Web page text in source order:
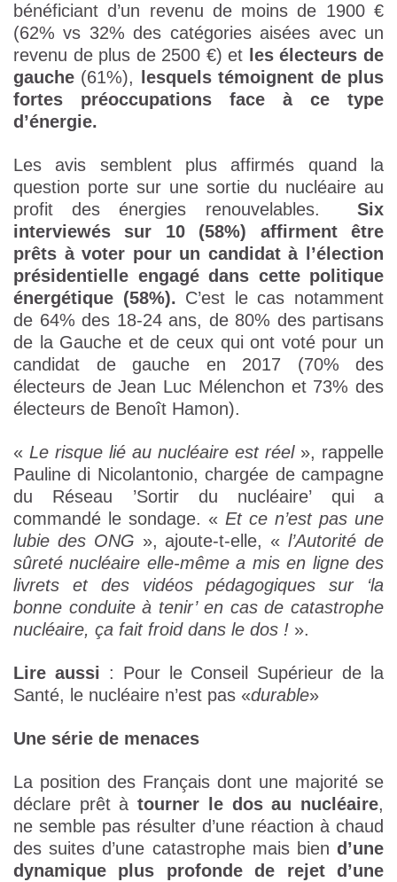
bénéficiant d’un revenu de moins de 1900 €
(62% vs 32% des catégories aisées avec un
revenu de plus de 2500 €) et les électeurs de
gauche (61%),
lesquels témoignent de plus
fortes préoccupations face à ce type
d’énergie.
Les avis semblent plus affirmés quand la
question porte sur une sortie du nucléaire au
profit des énergies renouvelables. Six
interviewés sur 10 (58%) affirment être
prêts à voter pour un candidat à l’élection
présidentielle engagé dans cette politique
énergétique (58%). C’est le cas notamment
de 64% des 18-24 ans, de 80% des partisans
de la Gauche et de ceux qui ont voté pour un
candidat de gauche en 2017 (70% des
électeurs de Jean Luc Mélenchon et 73% des
électeurs de Benoît Hamon).
« Le risque lié au nucléaire est réel», rappelle
Pauline di Nicolantonio, chargée de campagne
du Réseau ’Sortir du nucléaire’ qui a
commandé le sondage. « Et ce n’est pas une
lubie des ONG », ajoute-t-elle, «l’Autorité de
sûreté nucléaire elle-même a mis en ligne des
livrets et des vidéos pédagogiques sur ‘la
bonne conduite à tenir’ en cas de catastrophe
nucléaire, ça fait froid dans le dos ! ».
Lire aussi : Pour le Conseil Supérieur de la
Santé, le nucléaire n’est pas «durable»
Une série de menaces
La position des Français dont une majorité se
déclare prêt àtourner le dos au nucléaire,
ne semble pas résulter d’une réaction à chaud
des suites d’une catastrophe mais bien d’une
dynamique plus profonde de rejet d’une